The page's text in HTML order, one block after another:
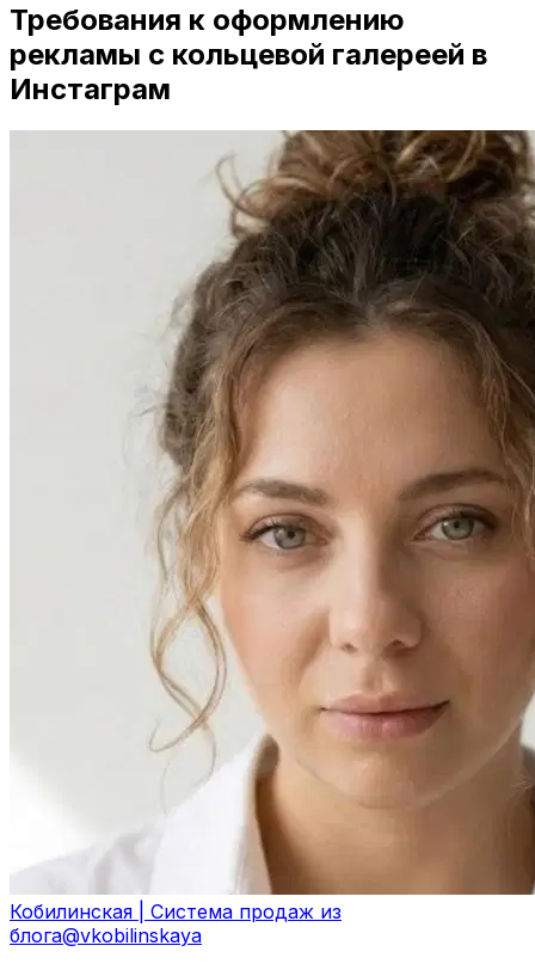
Требования к оформлению
рекламы с кольцевой галереей в
Инстаграм
Кобилинская | Система продаж из
блога@vkobilinskaya